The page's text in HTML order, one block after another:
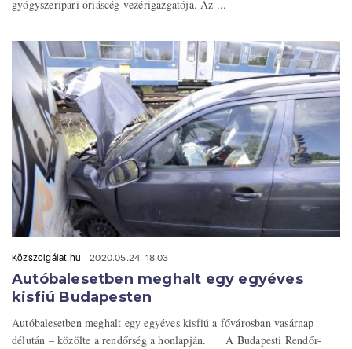
gyógyszeripari óriáscég vezérigazgatója. Az ...
Közszolgálat.hu 2020.05.24. 18:03
Autóbalesetben meghalt egy egyéves
kisfiú Budapesten
Autóbalesetben meghalt egy egyéves kisfiú a fővárosban vasárnap
délután – közölte a rendőrség a honlapján. A Budapesti Rendőr-